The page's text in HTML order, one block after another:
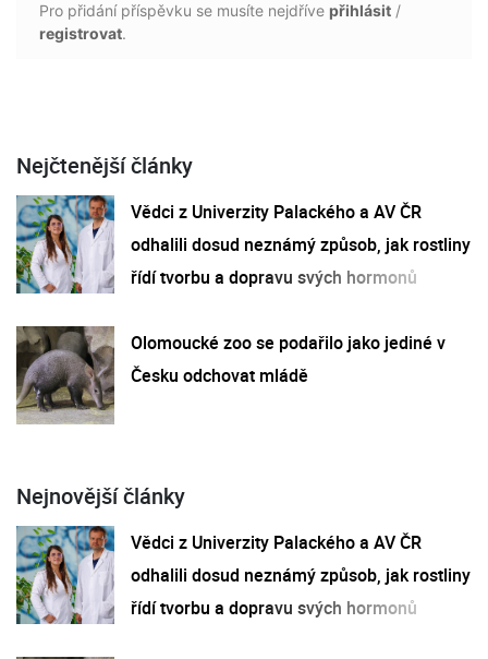
Pro přidání příspěvku se musíte nejdříve přihlásit /
registrovat.
Nejčtenější články
Vědci z Univerzity Palackého a AV ČR
odhalili dosud neznámý způsob, jak rostliny
řídí tvorbu a dopravu svých hormonů
Olomoucké zoo se podařilo jako jediné v
Česku odchovat mládě
Nejnovější články
Vědci z Univerzity Palackého a AV ČR
odhalili dosud neznámý způsob, jak rostliny
řídí tvorbu a dopravu svých hormonů